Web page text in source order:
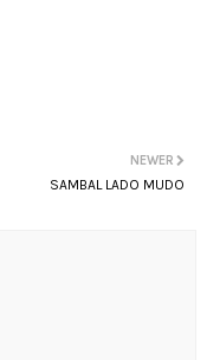
NEWER
SAMBAL LADO MUDO